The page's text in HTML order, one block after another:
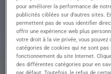
-Entretenir la relation
des familles, écoute
-Accompagner l'enfant :
surveillance...
-Participer à la vie de
contribution à
participations aux
pour améliorer la performance de
publicités ciblées sur d’autres sites.
permettent pas de vous identifier
offrir une expérience web plus
votre droit à la vie privée, vous
catégories de cookies qui ne sont
fonctionnement du site Internet.
des différentes catégories pour en
par défaut. Toutefois, le refus de